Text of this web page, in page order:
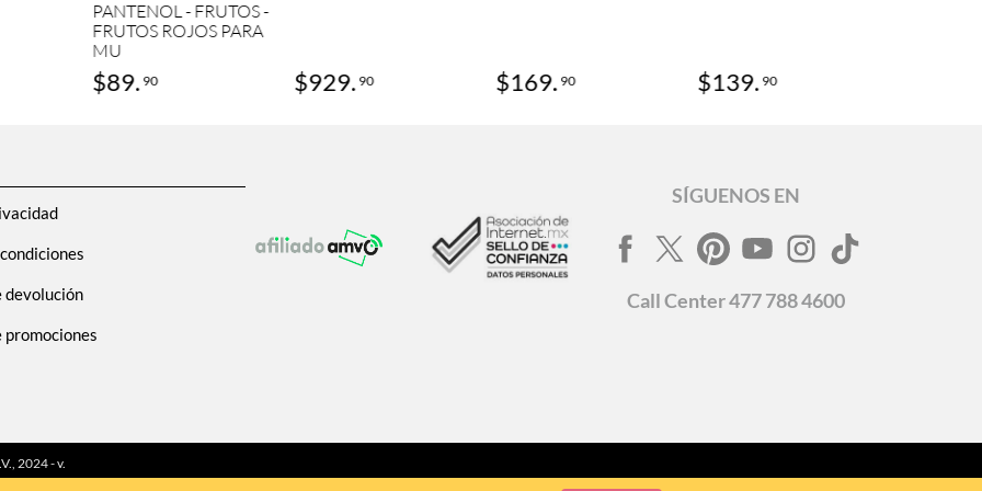
PANTENOL - FRUTOS -
FRUTOS ROJOS PARA
MU
$89. 90 $929. 90 $169. 90 $139. 90
devolución
promociones
SÍGUENOS EN
CallCenter477 788 4600
2024 - v.